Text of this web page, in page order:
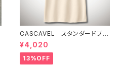
CASCAVEL スタンダードプラ
クティスシャツ ライトベージュ
¥4,020
13%OFF